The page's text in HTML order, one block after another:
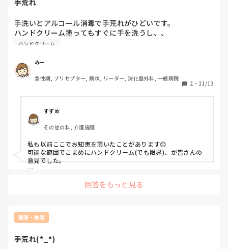
手洗いとアルコール消毒で手荒れがひどいです。
ハンドクリーム塗ってもすぐに手を洗うし、、
ハンドクリーム
みー
急性期, プリセプター, 病棟, リーダー, 消化器外科, 一般病院
2 ・ 11/13
すずめ
その他の科, 介護施設
私も以前ここでお知恵を頂いたことがあります😞
可能な範囲でこまめにハンドクリーム(でも限界)、が皆さんの
意見でした。
てました。
回答をもっと見る
健康・美容
手荒れ(*_*)